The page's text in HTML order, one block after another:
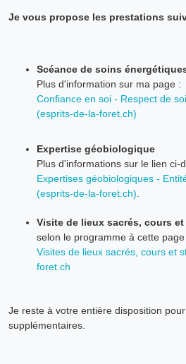
Je vous propose les prestations
Scéance de soins
Plus d'information sur ma page :
Confiance en soi - Respect de
(esprits-de-la-foret.ch)
Expertise géobiologique
Plus d'informations sur le lien ci-
Expertises géobiologiques -
(esprits-de-la-foret.ch)
Visite de lieux sacrés, cours
selon le programme à cette page
Visites de lieux sacrés, cours et
foret.ch
Je reste à votre entière disposition
supplémentaires.